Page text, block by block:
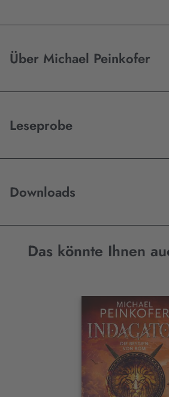
Über Michael Peinkofer
Leseprobe
Downloads
Das könnte Ihnen
Interaktives